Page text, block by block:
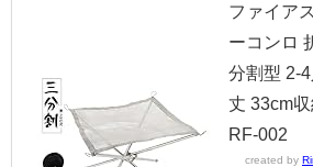
ファイア
ーコンロ
分割型 2-
丈 33cm
RF-002
created by